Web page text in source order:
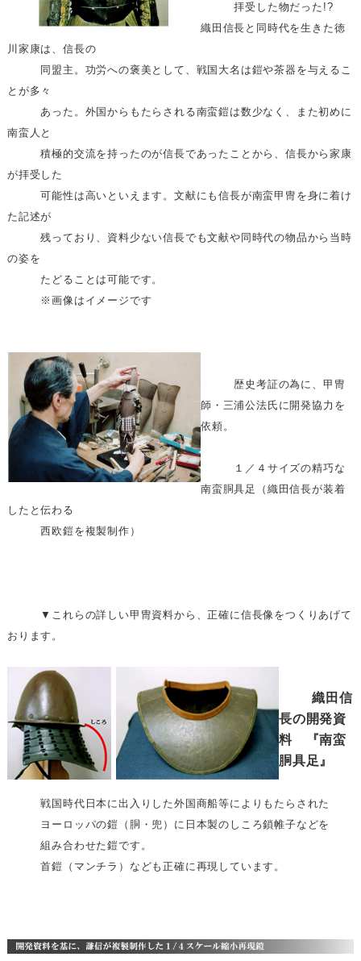
拝受した物だった!?
織田信長と同時代を生きた徳
川家康は、信長の
同盟主。功労への褒美として、戦国大名は鎧や茶器を与えるこ
とが多々
あった。外国からもたらされる南蛮鎧は数少なく、また初めに
南蛮人と
積極的交流を持ったのが信長であったことから、信長から家康
が拝受した
可能性は高いといえます。文献にも信長が南蛮甲冑を身に着け
た記述が
残っており、資料少ない信長でも文献や同時代の物品から当時
の姿を
たどることは可能です。
※画像はイメージです
歴史考証の為に、甲冑
師・三浦公法氏に開発協力を
依頼。
１／４サイズの精巧な
南蛮胴具足（織田信長が装着
したと伝わる
西欧鎧を複製制作）
▼これらの詳しい甲冑資料から、正確に信長像をつくりあげて
おります。
織田信
長の開発資
料 『南蛮
胴具足』
戦国時代日本に出入りした外国商船等によりもたらされた
ヨーロッパの鎧（胴・兜）に日本製のしころ鎖帷子などを
組み合わせた鎧です。
首鎧（マンチラ）なども正確に再現しています。